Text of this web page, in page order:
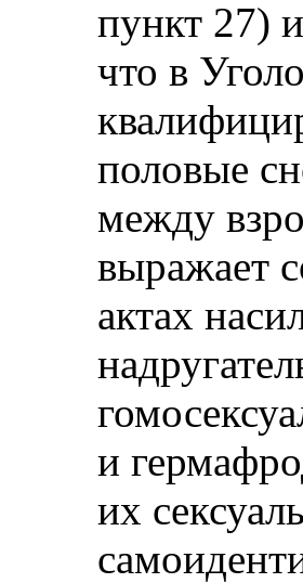
пункт 27)
что в
половые
между
выражает
актах
и
их